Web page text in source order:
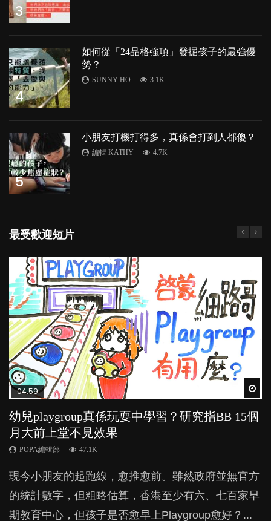
3
4
如何從「24品格強項」發掘孩子的最強優
勢？
SUNNY HO 3.1K
5
小朋友打機打得多，真係會打到人都傻？
編輯 KATHY 4.7K
最受歡迎短片
04:59
幼兒playgroup真係玩耍中學習？研究指BB 15個
月大前上堂不見效果
POPA編輯部 47.1K
現今小朋友的起跑線，愈推愈前。雖然政府並無官方
的統計數字，但粗略估算，香港至少有六、七百家早
期教育中心，但孩子是否愈早上Playgroup愈好？...
03:39
幼稚園遊戲課 如何刺激幼兒自發學習取代獎勵
與懲罰？
POPA編輯部 33.1K
由美國學者所創的 tools of the mind 課程，學生以遊
戲方式學習，學術能力和自制能力亦明顯比其他小朋
友優勝，到底這課程有何特別之處？...
03:02
老公患產後憂鬱症對BB的影響
POPA編輯部 15.9K
鬱，影響日常生活，嚴重的甚至會有自殺，或傷害小
朋友的念頭。但為何爸爸患上產後抑鬱往往難以察
覺？...
04:06
全職好？在職好？｜全職媽媽與在職媽媽的壓
力與價值
POPA編輯部 25.8K
許多媽媽心底可能都有一刻掙扎過：究竟全職好，還
是在職好。雖說每個家庭都有自己的獨特狀況和考慮
因素，但原來全職和在職媽媽所養育的子女其實都各
04:18
凡事以BB為中心，就係好爸媽？｜別忽視父母
的身心虛耗
POPA編輯部 31.5K
父母日夜無間、身心俱疲地照顧BB，如何做到正向
教養？部份父母更會為了小朋友放棄自己的嗜好、減
少出席朋友聚會等等，你以為會換來美好的親子關